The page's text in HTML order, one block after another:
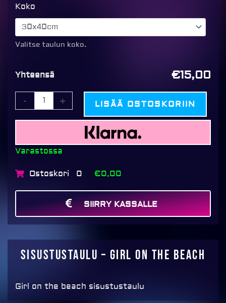
Koko
Valitse taulun koko.
Yhteensä €15,00
-
Sisustustaulu
-
Girl
on
beach
+ LISÄÄ OSTOSKORIIN
Varastossa
Ostoskori 0 €0,00
SIIRRY KASSALLE
Sisustustaulu – Girl on the beach
Girl on the beach sisustustaulu